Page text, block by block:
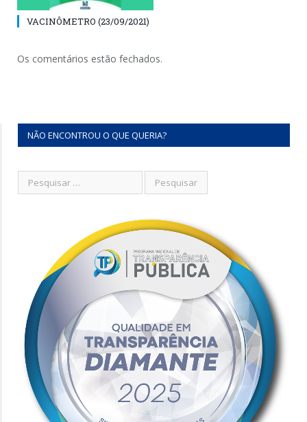
VACINÔMETRO (23/09/2021)
Os comentários estão fechados.
NÃO ENCONTROU O QUE QUERIA?